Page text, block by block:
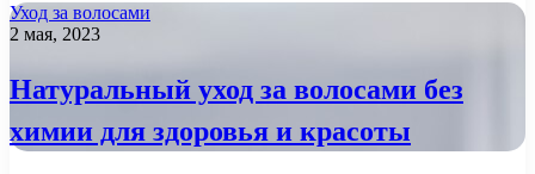
Уход за волосами
2 мая, 2023
Натуральный уход за волосами без
химии для здоровья и красоты